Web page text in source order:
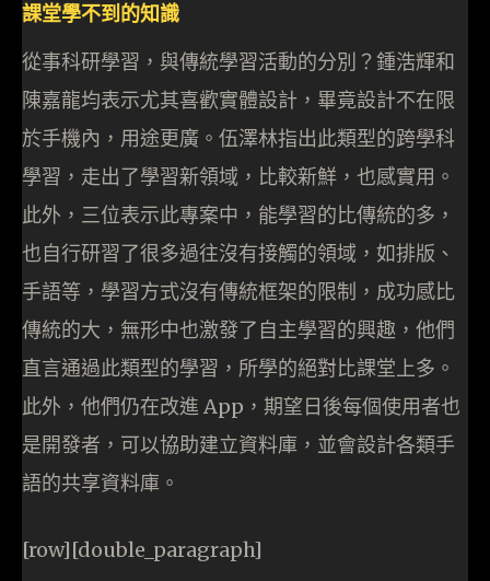
課堂學不到的知識
從事科研學習，與傳統學習活動的分別？鍾浩輝和
陳嘉龍均表示尤其喜歡實體設計，畢竟設計不在限
於手機內，用途更廣。伍澤林指出此類型的跨學科
學習，走出了學習新領域，比較新鮮，也感實用。
此外，三位表示此專案中，能學習的比傳統的多，
也自行研習了很多過往沒有接觸的領域，如排版、
手語等，學習方式沒有傳統框架的限制，成功感比
傳統的大，無形中也激發了自主學習的興趣，他們
直言通過此類型的學習，所學的絕對比課堂上多。
此外，他們仍在改進 App，期望日後每個使用者也
是開發者，可以協助建立資料庫，並會設計各類手
語的共享資料庫。
[row][double_paragraph]